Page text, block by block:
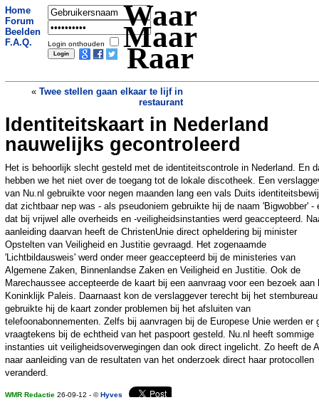
Home
Forum
Beelden
F.A.Q.
Login onthouden
Waar
Maar
Raar
« Twee stellen gaan elkaar te lijf in
restaurant
Rabbijn roept op tot iPhone-
verbranding»
Identiteitskaart in Nederland
nauwelijks gecontroleerd
Het is behoorlijk slecht gesteld met de identiteitscontrole in Nederland. En
hebben we het niet over de toegang tot de lokale discotheek. Een
van Nu.nl gebruikte voor negen maanden lang een vals Duits
dat zichtbaar nep was - als pseudoniem gebruikte hij de naam 'Bigwobber' -
dat bij vrijwel alle overheids en -veiligheidsinstanties werd geaccepteerd.
aanleiding daarvan heeft de ChristenUnie direct opheldering bij minister
Opstelten van Veiligheid en Justitie gevraagd. Het zogenaamde
'Lichtbildausweis' werd onder meer geaccepteerd bij de ministeries van
Algemene Zaken, Binnenlandse Zaken en Veiligheid en Justitie. Ook de
Marechaussee accepteerde de kaart bij een aanvraag voor een bezoek aan
Koninklijk Paleis. Daarnaast kon de verslaggever terecht bij het
gebruikte hij de kaart zonder problemen bij het afsluiten van
telefoonabonnementen. Zelfs bij aanvragen bij de Europese Unie werden er
vraagtekens bij de echtheid van het paspoort gesteld. Nu.nl heeft sommige
instanties uit veiligheidsoverwegingen dan ook direct ingelicht. Zo heeft de
naar aanleiding van de resultaten van het onderzoek direct haar protocollen
veranderd.
WMR Redactie 26-09-12 - ©Hyves